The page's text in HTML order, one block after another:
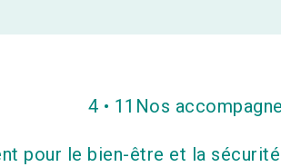
4 • 11 Nos
pour le bien-être et la